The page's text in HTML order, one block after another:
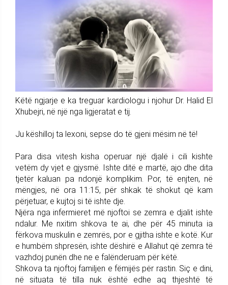
Këtë ngjarje e ka treguar kardiologu i njohur Dr. Halid El
Xhubejri, në një nga ligjeratat e tij.
Ju këshilloj ta lexoni, sepse do të gjeni mësim në të!
Para disa vitesh kisha operuar një djalë i cili kishte
vetëm dy vjet e gjysmë. Ishte ditë e martë, ajo dhe dita
tjetër kaluan pa ndonjë komplikim. Por, të enjten, në
mëngjes, në ora 11:15, për shkak të shokut që kam
përjetuar, e kujtoj si të ishte dje.
Njëra nga infermieret më njoftoi se zemra e djalit ishte
ndalur. Me nxitim shkova te ai, dhe për 45 minuta ia
fërkova muskulin e zemrës, por e gjitha ishte e kotë. Kur
e humbëm shpresën, ishte dëshirë e Allahut që zemra të
vazhdoj punën dhe ne e falënderuam për këtë.
Shkova ta njoftoj familjen e fëmijës për rastin. Siç e dini,
në situata të tilla nuk është edhe aq thjeshtë të